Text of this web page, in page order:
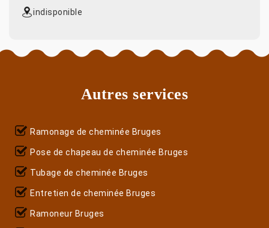
indisponible
Autres services
Ramonage de cheminée Bruges
Pose de chapeau de cheminée Bruges
Tubage de cheminée Bruges
Entretien de cheminée Bruges
Ramoneur Bruges